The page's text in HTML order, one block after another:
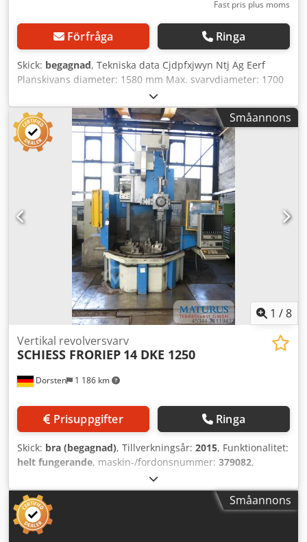
Fast pris plus moms
Förfråga Ringa
Skick: begagnad, Tekniska data Cjdpfxjwyn Ntj Ag Eerf
Planskivans diameter: 1580 mm Max. svarvdiameter: 1700
mm Max. svarvhöjd med tvärbalksstöd: 1250 mm Max.
svarvhöjd med sidostöd: 1160 mm Max. planskivslast: 12
000 kg Max. avstånd planskiva till tvärbalkens underkant:
1210 mm Max. avstånd planskiva till sidostålshållarens
underkant: 980 mm Max. avstånd planskiva till
revolverhuvudets underkant: 1420 mm 18 spindelvarvtal:
2,8 – 140 varv/min 18 matningssteg: 0,063 – 3,15 mm/varv
Totalt effektbehov: 55 kW Utrymmesbehov ca: 5300 x 3500
x 4100 mm Styrsystem: Konventionell
Småannons
1 /8
Dorsten 1 186 km
Vertikal revolversvarv
SCHIESS FRORIEP 14 DKE 1250
Prisuppgifter Ringa
Skick: bra (begagnad), Tillverkningsår: 2015, Funktionalitet:
helt fungerande, maskin-/fordonsnummer: 379082,
Enstolps karusellsvarv | Schiess-Froriep 14 DKE 1250
Cedoyfurqjpfx Ag Eerf Maskinen renoverades 2015 hos
företaget Matschuk, nyligen rengjord och är i gott skick. -
Planskivans diameter: 1 250 mm - Svarvdiameter: 1 500
mm - Svarvhöjd: 1 250 mm - Siemens styrsystem typ 840
Småannons